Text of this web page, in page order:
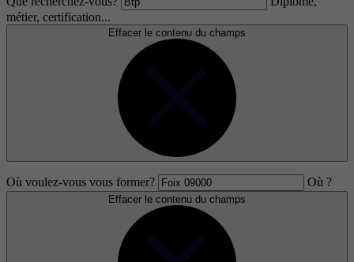
métier, certification...
Effacer le contenu du champs
Où voulez-vous vous former? Où ?
Effacer le contenu du champs